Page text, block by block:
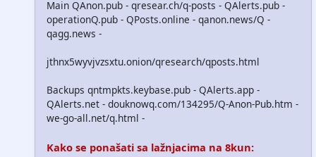
Main QAnon.pub - qresear.ch/q-posts - QAlerts.pub -
operationQ.pub - QPosts.online - qanon.news/Q -
qagg.news -
jthnx5wyvjvzsxtu.onion/qresearch/qposts.html
Backups qntmpkts.keybase.pub - QAlerts.app -
QAlerts.net - douknowq.com/134295/Q-Anon-Pub.htm -
we-go-all.net/q.html -
Kako se ponašati sa lažnjacima na 8kun: